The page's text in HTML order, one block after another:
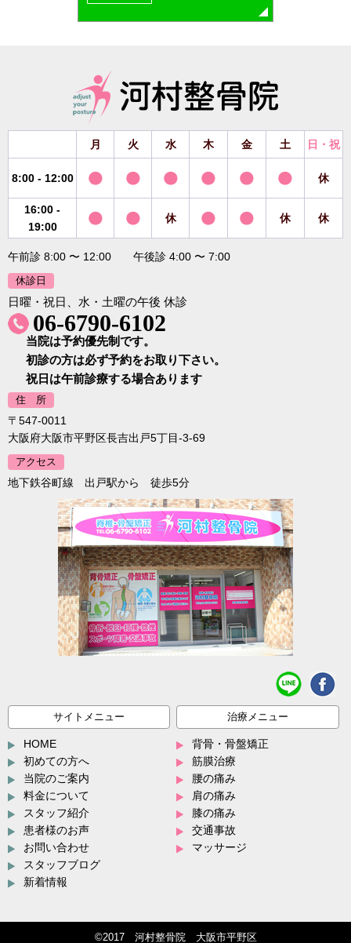
月 火 水 木 金 土 日・祝
8:00 - 12:00 休
16:00 -
19:00
休 休 休
午前診 8:00 〜 12:00 午後診 4:00 〜 7:00
休診日
日曜・祝日、水・土曜の午後 休診
06-6790-6102
当院は予約優先制です。
初診の方は必ず予約をお取り下さい。
祝日は午前診療する場合あります
住 所
〒547-0011
大阪府大阪市平野区長吉出戸5丁目-3-69
アクセス
地下鉄谷町線 出戸駅から 徒歩5分
サイトメニュー
HOME
初めての方へ
当院のご案内
料金について
スタッフ紹介
患者様のお声
お問い合わせ
スタッフブログ
新着情報
治療メニュー
背骨・骨盤矯正
筋膜治療
腰の痛み
肩の痛み
膝の痛み
交通事故
マッサージ
©2017 河村整骨院 大阪市平野区